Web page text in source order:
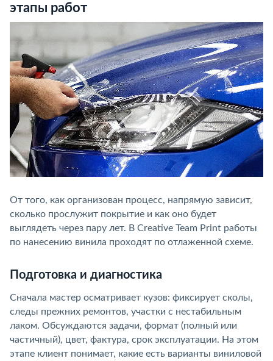
этапы работ
От того, как организован процесс, напрямую зависит,
сколько прослужит покрытие и как оно будет
выглядеть через пару лет. В Creative Team Print работы
по нанесению винила проходят по отлаженной схеме.
Подготовка и диагностика
Сначала мастер осматривает кузов: фиксирует сколы,
следы прежних ремонтов, участки с нестабильным
лаком. Обсуждаются задачи, формат (полный или
частичный), цвет, фактура, срок эксплуатации. На этом
этапе клиент понимает, какие есть варианты виниловой